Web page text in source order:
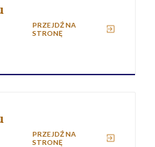
PRZEJDŹ NA
STRONĘ
PRZEJDŹ NA
STRONĘ